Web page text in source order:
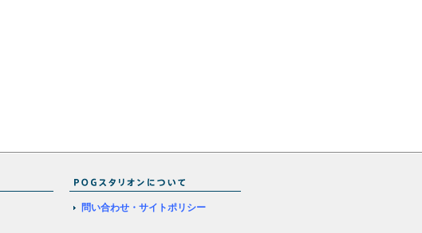
問い合わせ・サイトポリシー